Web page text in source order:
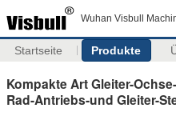
Wuhan Visbull
Startseite Produkte
Kompakte Art Gleiter-
Rad-Antriebs-und Gleiter-